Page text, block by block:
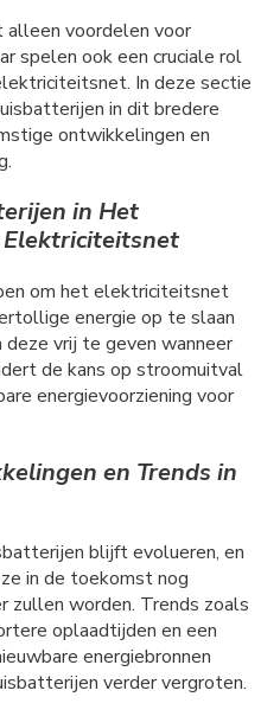
alleen voordelen voor
spelen ook een cruciale rol
In deze sectie
in dit bredere
ontwikkelingen en
in Het
om het elektriciteitsnet
energie op te slaan
deze vrij te geven wanneer
de kans op stroomuitval
energievoorziening voor
en Trends in
blijft evolueren, en
in de toekomst nog
zullen worden. Trends zoals
oplaadtijden en een
energiebronnen
verder vergroten.